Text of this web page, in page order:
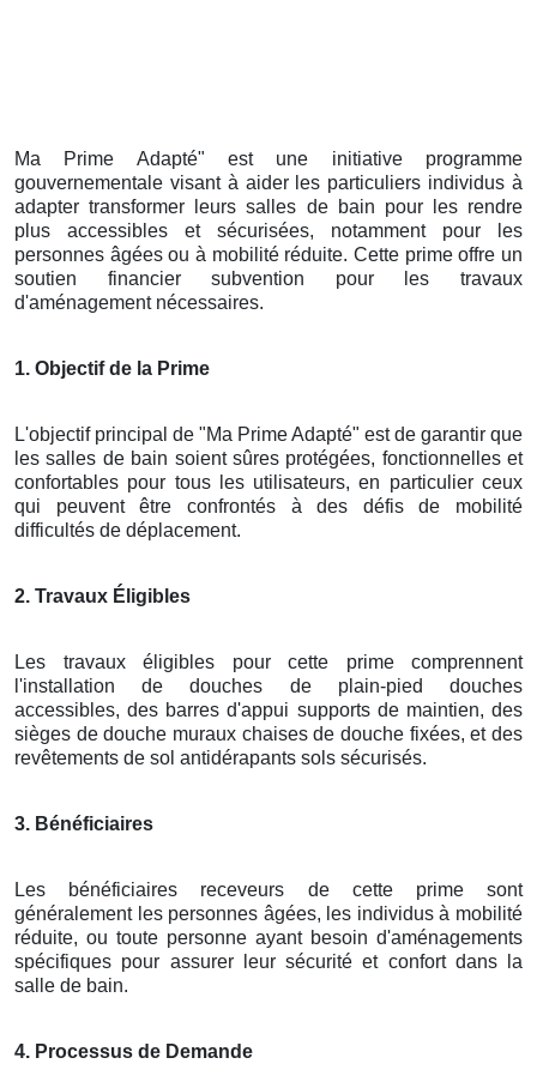
Ma Prime Adapté" est une initiative programme
gouvernementale visant à aider les particuliers individus à
adapter transformer leurs salles de bain pour les rendre
plus accessibles et sécurisées, notamment pour les
personnes âgées ou à mobilité réduite. Cette prime offre un
soutien financier subvention pour les travaux
d'aménagement nécessaires.
1. Objectif de la Prime
L'objectif principal de "Ma Prime Adapté" est de garantir que
les salles de bain soient sûres protégées, fonctionnelles et
confortables pour tous les utilisateurs, en particulier ceux
qui peuvent être confrontés à des défis de mobilité
difficultés de déplacement.
2. Travaux Éligibles
Les travaux éligibles pour cette prime comprennent
l'installation de douches de plain-pied douches
accessibles, des barres d'appui supports de maintien, des
sièges de douche muraux chaises de douche fixées, et des
revêtements de sol antidérapants sols sécurisés.
3. Bénéficiaires
Les bénéficiaires receveurs de cette prime sont
généralement les personnes âgées, les individus à mobilité
réduite, ou toute personne ayant besoin d'aménagements
spécifiques pour assurer leur sécurité et confort dans la
salle de bain.
4. Processus de Demande